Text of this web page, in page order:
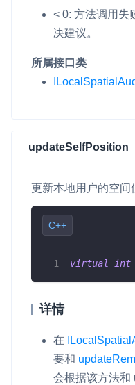
< 0: 方法调用失
决建议。
所属接口类
updateSelfPosition
更新本地用户的空间
C++
virtual int
详情
在
要和
会根据该方法和